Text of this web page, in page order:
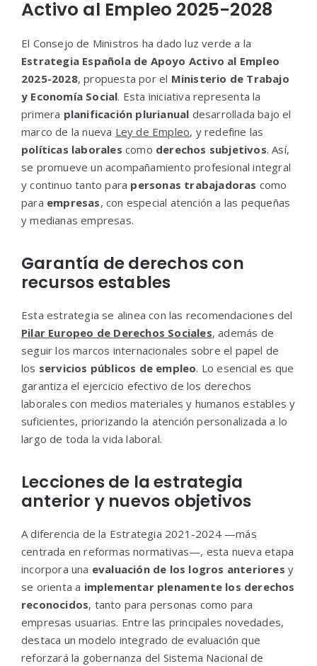
Activo al Empleo 2025-2028
El Consejo de Ministros ha dado luz verde a la
Estrategia Española de Apoyo Activo al Empleo
2025-2028, propuesta por el Ministerio de Trabajo
y Economía Social. Esta iniciativa representa la
primera planificación plurianual desarrollada bajo el
marco de la nueva Ley de Empleo, y redefine las
políticas laborales como derechos subjetivos. Así,
se promueve un acompañamiento profesional integral
y continuo tanto para personas trabajadoras como
para empresas, con especial atención a las pequeñas
y medianas empresas.
Garantía de derechos con
recursos estables
Esta estrategia se alinea con las recomendaciones del
Pilar Europeo de Derechos Sociales, además de
seguir los marcos internacionales sobre el papel de
los servicios públicos de empleo. Lo esencial es que
garantiza el ejercicio efectivo de los derechos
laborales con medios materiales y humanos estables y
suficientes, priorizando la atención personalizada a lo
largo de toda la vida laboral.
Lecciones de la estrategia
anterior y nuevos objetivos
A diferencia de la Estrategia 2021-2024 —más
centrada en reformas normativas—, esta nueva etapa
incorpora una evaluación de los logros anteriores y
se orienta a implementar plenamente los derechos
reconocidos, tanto para personas como para
empresas usuarias. Entre las principales novedades,
destaca un modelo integrado de evaluación que
reforzará la gobernanza del Sistema Nacional de